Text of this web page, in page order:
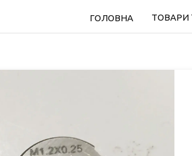
ГОЛОВНА ТОВАРИ